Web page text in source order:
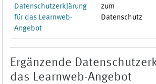
Datenschutzerklärung
für das Learnweb-
Angebot
zum
Datenschutz
Ergänzende
das Learnweb-Angebot